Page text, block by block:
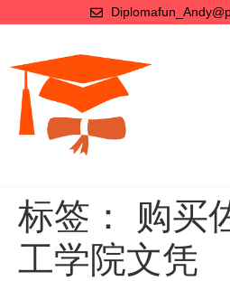
标签： 购买
工学院文凭